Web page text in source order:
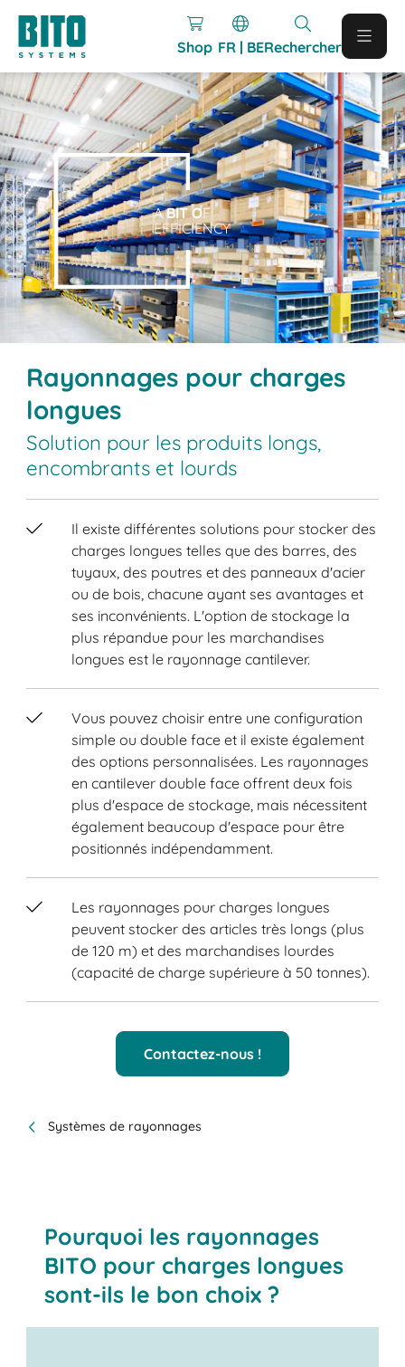
Shop FR | BERechercher
ABIT OF
EFFICIENCY
Rayonnages pour charges
longues
Solution pour les produits longs,
encombrants et lourds
Il existe différentes solutions pour stocker des
charges longues telles que des barres, des
tuyaux, des poutres et des panneaux d'acier
ou de bois, chacune ayant ses avantages et
ses inconvénients. L'option de stockage la
plus répandue pour les marchandises
longues est le rayonnage cantilever.
Vous pouvez choisir entre une configuration
simple ou double face et il existe également
des options personnalisées. Les rayonnages
en cantilever double face offrent deux fois
plus d'espace de stockage, mais nécessitent
également beaucoup d'espace pour être
positionnés indépendamment.
Les rayonnages pour charges longues
peuvent stocker des articles très longs (plus
de 120 m) et des marchandises lourdes
(capacité de charge supérieure à 50 tonnes).
Contactez-nous !
Systèmes de rayonnages
Pourquoi les rayonnages
BITO pour charges longues
sont-ils le bon choix ?